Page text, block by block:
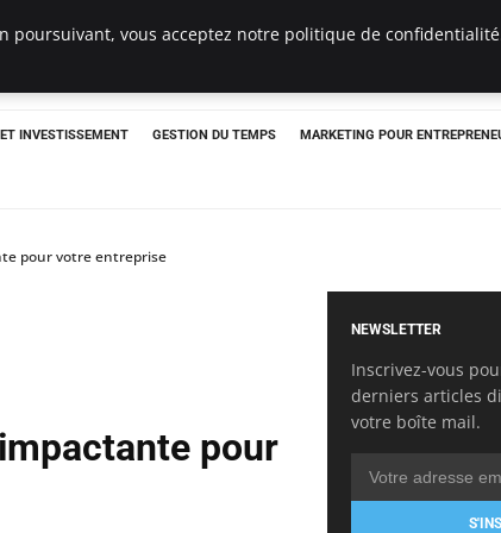
INVESTISSEMENT GESTION DU TEMPS MARKETING POUR
pour votre entreprise
pour
NEWSLETTER
Inscrivez-vous
derniers articles
votre boîte mail.
poursuivant, vous acceptez notre politique de